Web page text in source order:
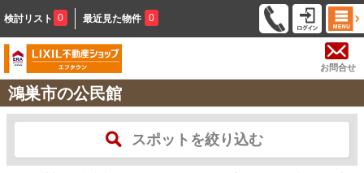
検討リスト 0 最近見た物件 0
お問合せ
鴻巣市の公民館
スポットを絞り込む